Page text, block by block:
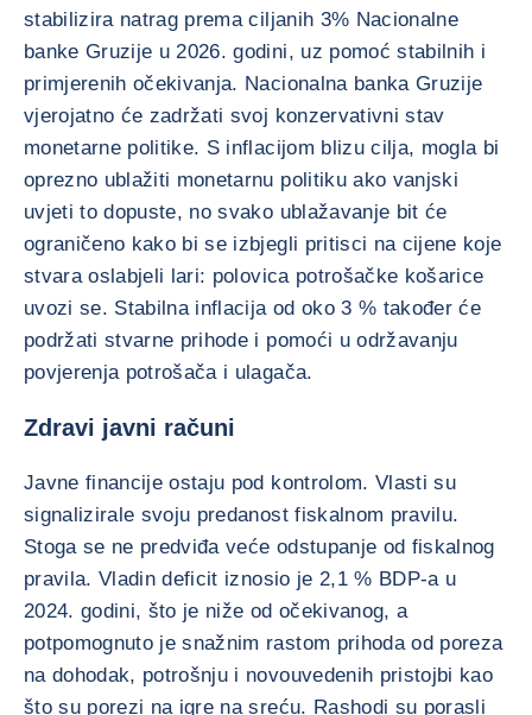
stabilizira natrag prema ciljanih 3% Nacionalne
banke Gruzije u 2026. godini, uz pomoć stabilnih i
primjerenih očekivanja. Nacionalna banka Gruzije
vjerojatno će zadržati svoj konzervativni stav
monetarne politike. S inflacijom blizu cilja, mogla bi
oprezno ublažiti monetarnu politiku ako vanjski
uvjeti to dopuste, no svako ublažavanje bit će
ograničeno kako bi se izbjegli pritisci na cijene koje
stvara oslabjeli lari: polovica potrošačke košarice
uvozi se. Stabilna inflacija od oko 3 % također će
podržati stvarne prihode i pomoći u održavanju
povjerenja potrošača i ulagača.
Zdravi javni računi
Javne financije ostaju pod kontrolom. Vlasti su
signalizirale svoju predanost fiskalnom pravilu.
Stoga se ne predviđa veće odstupanje od fiskalnog
pravila. Vladin deficit iznosio je 2,1 % BDP-a u
2024. godini, što je niže od očekivanog, a
potpomognuto je snažnim rastom prihoda od poreza
na dohodak, potrošnju i novouvedenih pristojbi kao
što su porezi na igre na sreću. Rashodi su porasli